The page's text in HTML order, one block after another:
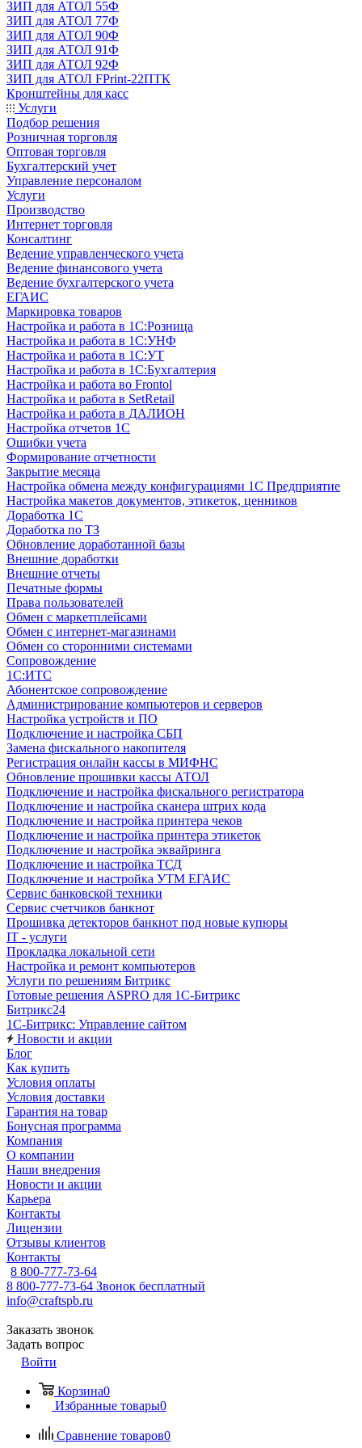
ЗИП для АТОЛ 55Ф
ЗИП для АТОЛ 77Ф
ЗИП для АТОЛ 90Ф
ЗИП для АТОЛ 91Ф
ЗИП для АТОЛ 92Ф
ЗИП для АТОЛ FPrint-22ПТК
Кронштейны для касс
Услуги
Подбор решения
Розничная торговля
Оптовая торговля
Бухгалтерский учет
Управление персоналом
Услуги
Производство
Интернет торговля
Консалтинг
Ведение управленческого учета
Ведение финансового учета
Ведение бухгалтерского учета
ЕГАИС
Маркировка товаров
Настройка и работа в 1С:Розница
Настройка и работа в 1С:УНФ
Настройка и работа в 1С:УТ
Настройка и работа в 1С:Бухгалтерия
Настройка и работа во Frontol
Настройка и работа в SetRetail
Настройка и работа в ДАЛИОН
Настройка отчетов 1С
Ошибки учета
Формирование отчетности
Закрытие месяца
Настройка обмена между конфигурациями 1С Предприятие
Настройка макетов документов, этикеток, ценников
Доработка 1С
Доработка по ТЗ
Обновление доработанной базы
Внешние доработки
Внешние отчеты
Печатные формы
Права пользователей
Обмен с маркетплейсами
Обмен с интернет-магазинами
Обмен со сторонними системами
Сопровождение
1C:ИТС
Абонентское сопровождение
Администрирование компьютеров и серверов
Настройка устройств и ПО
Подключение и настройка СБП
Замена фискального накопителя
Регистрация онлайн кассы в МИФНС
Обновление прошивки кассы АТОЛ
Подключение и настройка фискального регистратора
Подключение и настройка сканера штрих кода
Подключение и настройка принтера чеков
Подключение и настройка принтера этикеток
Подключение и настройка эквайринга
Подключение и настройка ТСД
Подключение и настройка УТМ ЕГАИС
Сервис банковской техники
Сервис счетчиков банкнот
Прошивка детекторов банкнот под новые купюры
IT - услуги
Прокладка локальной сети
Настройка и ремонт компьютеров
Услуги по решениям Битрикс
Готовые решения ASPRO для 1С-Битрикс
Битрикс24
1С-Битрикс: Управление сайтом
Новости и акции
Блог
Как купить
Условия оплаты
Условия доставки
Гарантия на товар
Бонусная программа
Компания
О компании
Наши внедрения
Новости и акции
Карьера
Контакты
Лицензии
Отзывы клиентов
Контакты
8 800-777-73-64
8 800-777-73-64 Звонок бесплатный
info@craftspb.ru
Заказать звонок
Задать вопрос
Войти
Корзина0
Избранные товары0
Сравнение товаров0